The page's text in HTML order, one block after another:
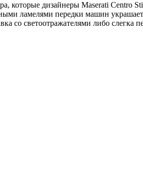
которые дизайнеры Maserati Centro
ламелями передки машин
со светоотражателями либо слегка